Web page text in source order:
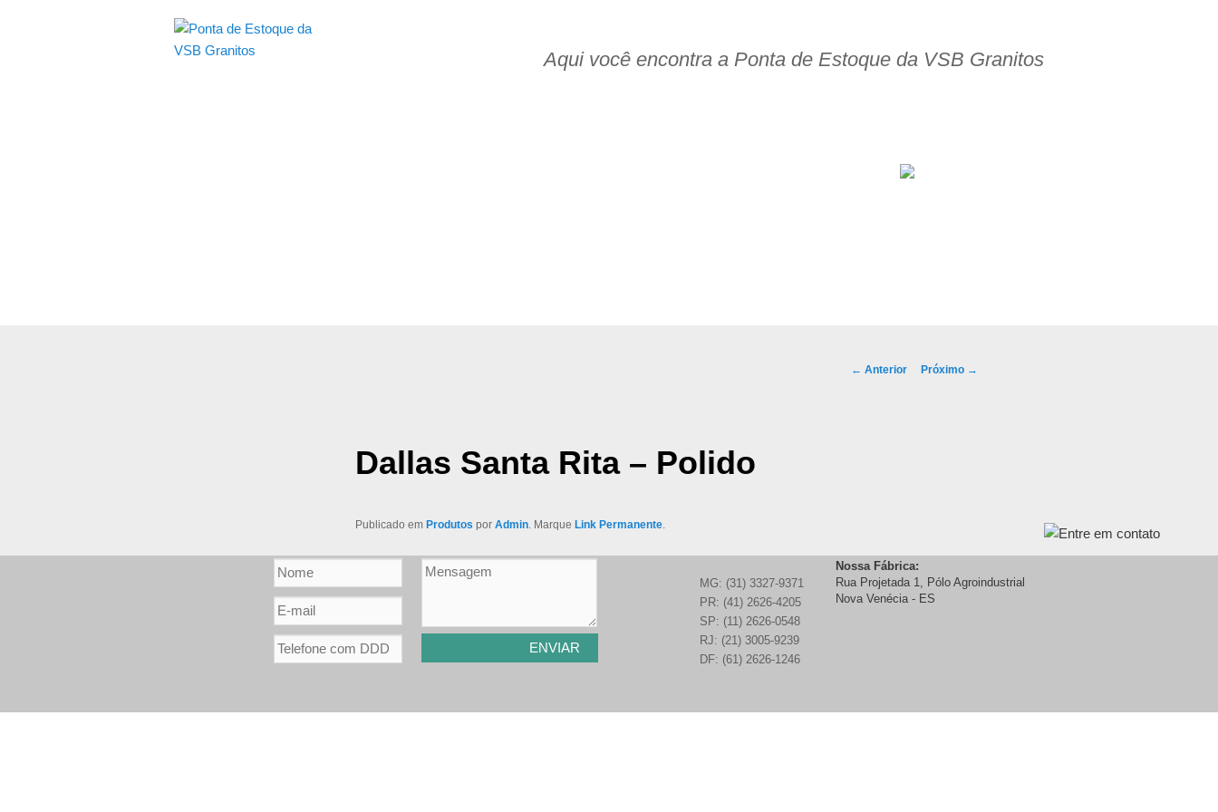
Aqui você encontra a Ponta de Estoque da VSB Granitos
Navegação de posts
← Anterior Próximo →
Dallas Santa Rita – Polido
Publicado em Produtos por Admin. Marque Link Permanente.
MG: (31) 3327-9371
PR: (41) 2626-4205
SP: (11) 2626-0548
RJ: (21) 3005-9239
DF: (61) 2626-1246
Nossa Fábrica:
Rua Projetada 1, Pólo Agroindustrial
Nova Venécia - ES